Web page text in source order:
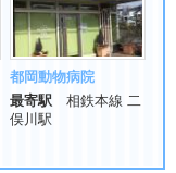
都岡動物病院
最寄駅
相鉄本線 二
俣川駅